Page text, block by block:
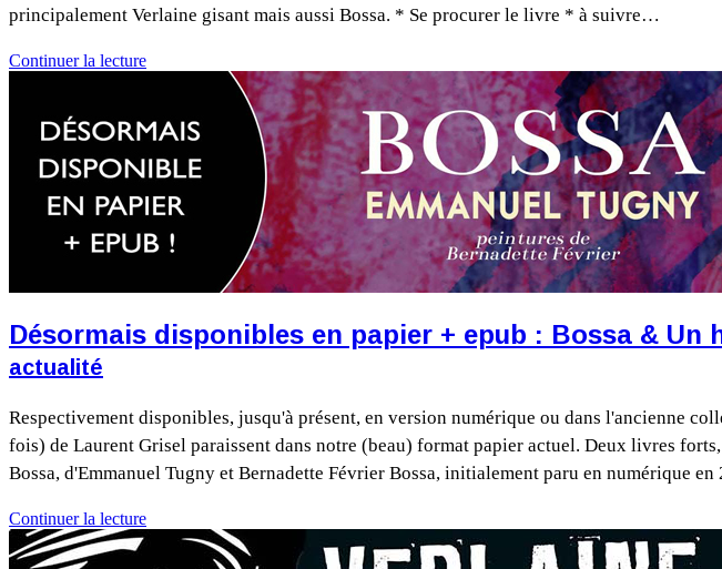
principalement Verlaine gisant mais aussi Bossa. * Se procurer le livre * à suivre…
Continuer la lecture
Désormais disponibles en papier + epub : Bossa & Un
actualité
Respectivement disponibles, jusqu'à présent, en version numérique ou dans l'ancienne
fois) de Laurent Grisel paraissent dans notre (beau) format papier actuel. Deux livres
Bossa, d'Emmanuel Tugny et Bernadette Février Bossa, initialement paru en numérique
Continuer la lecture